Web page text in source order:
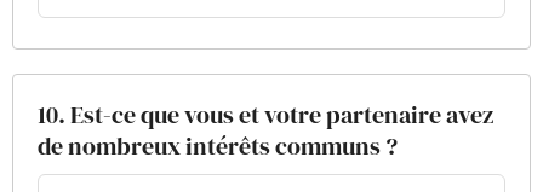
10. Est-ce que vous et votre partenaire avez
de nombreux intérêts communs ?